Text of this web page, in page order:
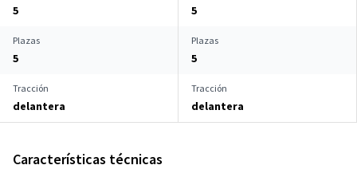
5 5
Plazas
5
Plazas
5
Tracción
delantera
Tracción
delantera
Características técnicas